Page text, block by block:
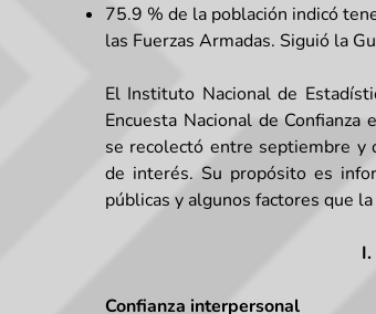
75.9 % de la población indicó
las Fuerzas Armadas. Siguió la
El Instituto Nacional de
Encuesta Nacional de
se recolectó entre septiembre y
de interés. Su propósito es
públicas y algunos factores que
Confianza interpersonal